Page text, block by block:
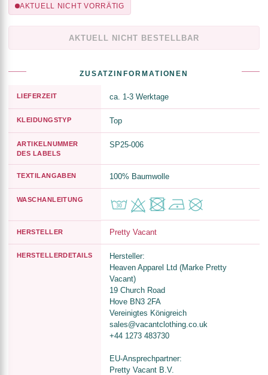
AKTUELL NICHT VORRÄTIG
AKTUELL NICHT BESTELLBAR
ZUSATZINFORMATIONEN
LIEFERZEIT ca. 1-3 Werktage
KLEIDUNGSTYP Top
ARTIKELNUMMER
DES LABELS
SP25-006
TEXTILANGABEN 100% Baumwolle
WASCHANLEITUNG
HERSTELLER Pretty Vacant
HERSTELLERDETAILS
Hersteller:
Heaven Apparel Ltd (Marke Pretty
Vacant)
19 Church Road
Hove BN3 2FA
Vereinigtes Königreich
sales@vacantclothing.co.uk
+44 1273 483730
EU-Ansprechpartner:
Pretty Vacant B.V.